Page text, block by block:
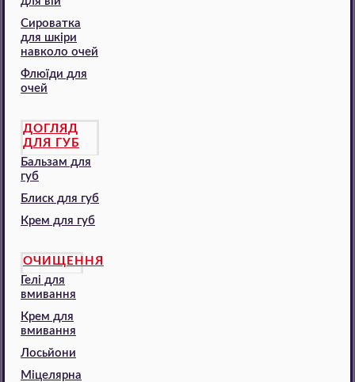
Сироватка
для шкіри
навколо очей
Флюїди для
очей
ДОГЛЯД
ДЛЯ ГУБ
Бальзам для
губ
Блиск для губ
Крем для губ
ОЧИЩЕННЯ
Гелі для
вмивання
Крем для
вмивання
Лосьйони
Міцелярна